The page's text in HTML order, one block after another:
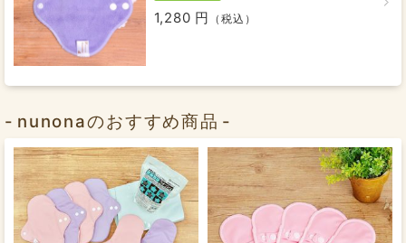
1,280 円 （税込）
nunonaのおすすめ商品